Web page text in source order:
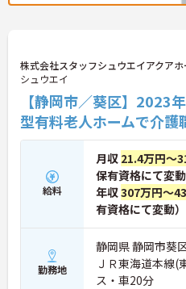
株式会社スタッフシュウエイアクア
シュウエイ
【静岡市／葵区】2023
型有料老人ホームで介護
給料
月収 21.4万円～
保有資格にて変動
年収307万円～
有資格にて変動）
勤務地
静岡県 静岡市葵
ＪＲ東海道本線(
ス・車20分